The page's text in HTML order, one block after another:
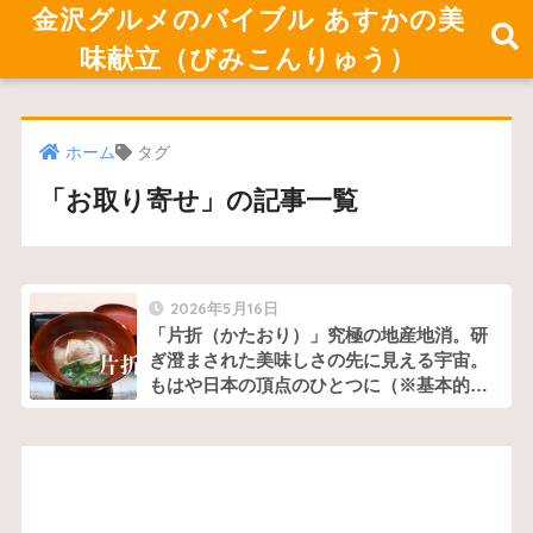
金沢グルメのバイブル あすかの美
味献立（びみこんりゅう）
ホーム タグ
「お取り寄せ」の記事一覧
2026年5月16日
「片折（かたおり）」究極の地産地消。研
ぎ澄まされた美味しさの先に見える宇宙。
もはや日本の頂点のひとつに（※基本的に
紹介制）